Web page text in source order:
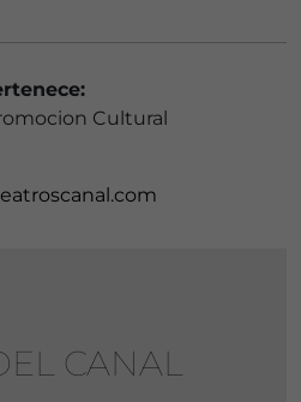
Cultural
CANAL